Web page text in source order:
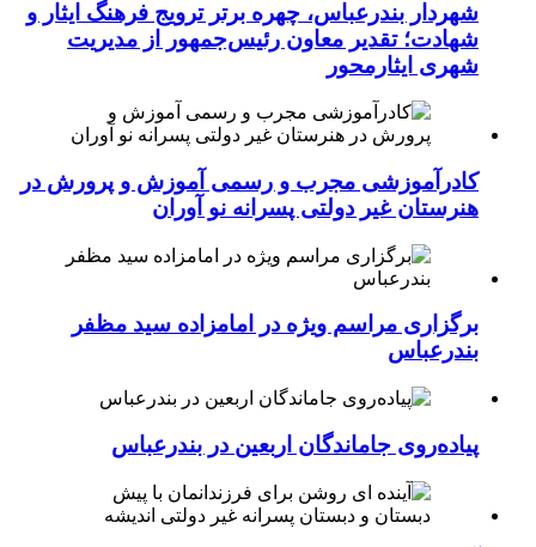
شهردار بندرعباس، چهره برتر ترویج فرهنگ ایثار و
شهادت؛ تقدیر معاون رئیس‌جمهور از مدیریت
شهری ایثارمحور
کادرآموزشی مجرب و رسمی آموزش و پرورش در
هنرستان غیر دولتی پسرانه نو آوران
برگزاری مراسم ویژه در امامزاده سید مظفر
بندرعباس
پیاده‌روی جاماندگان اربعین در بندرعباس